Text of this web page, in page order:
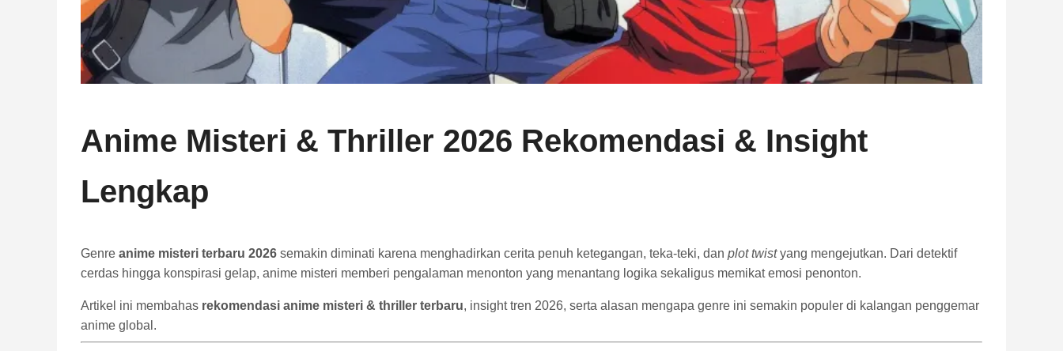
Anime Misteri & Thriller 2026 Rekomendasi & Insight
Lengkap
Genre anime misteri terbaru 2026 semakin diminati karena menghadirkan cerita penuh ketegangan, teka-teki, dan plot twistyang mengejutkan. Dari detektif
cerdas hingga konspirasi gelap, anime misteri memberi pengalaman menonton yang menantang logika sekaligus memikat emosi penonton.
Artikel ini membahas rekomendasi anime misteri & thriller terbaru, insight tren 2026, serta alasan mengapa genre ini semakin populer di kalangan penggemar
anime global.